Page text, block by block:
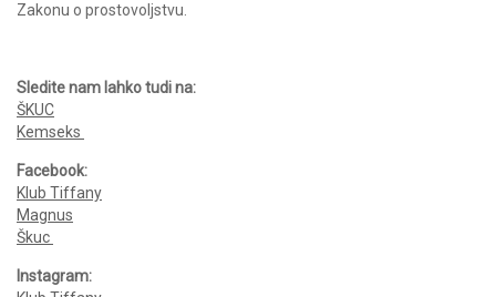
Zakonu o prostovoljstvu.
Sledite nam lahko tudi na:
ŠKUC
Kemseks
Facebook:
Klub Tiffany
Magnus
Škuc
Instagram: